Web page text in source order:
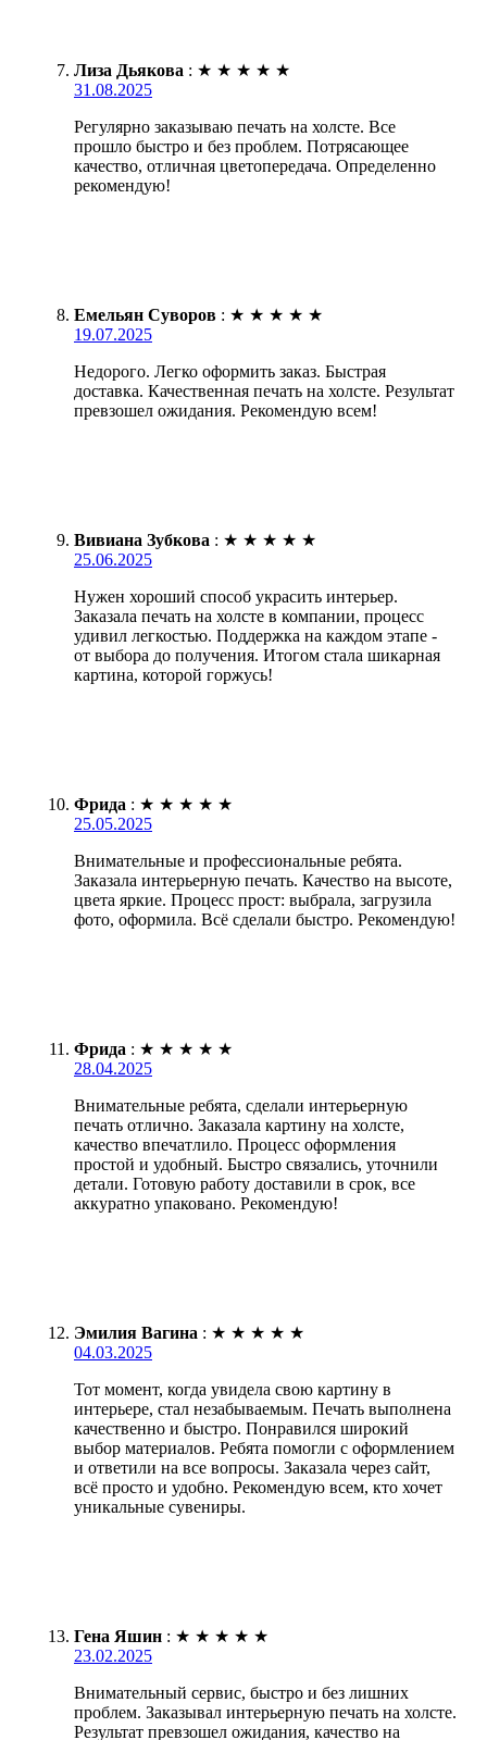
Лиза Дьякова : ★ ★ ★ ★ ★
31.08.2025
Регулярно заказываю печать на холсте. Все
прошло быстро и без проблем. Потрясающее
качество, отличная цветопередача. Определенно
рекомендую!
Емельян Суворов : ★ ★ ★ ★ ★
19.07.2025
Недорого. Легко оформить заказ. Быстрая
доставка. Качественная печать на холсте. Результат
превзошел ожидания. Рекомендую всем!
Вивиана Зубкова : ★ ★ ★ ★ ★
25.06.2025
Нужен хороший способ украсить интерьер.
Заказала печать на холсте в компании, процесс
удивил легкостью. Поддержка на каждом этапе -
от выбора до получения. Итогом стала шикарная
картина, которой горжусь!
Фрида : ★ ★ ★ ★ ★
25.05.2025
Внимательные и профессиональные ребята.
Заказала интерьерную печать. Качество на высоте,
цвета яркие. Процесс прост: выбрала, загрузила
фото, оформила. Всё сделали быстро. Рекомендую!
Фрида : ★ ★ ★ ★ ★
28.04.2025
Внимательные ребята, сделали интерьерную
печать отлично. Заказала картину на холсте,
качество впечатлило. Процесс оформления
простой и удобный. Быстро связались, уточнили
детали. Готовую работу доставили в срок, все
аккуратно упаковано. Рекомендую!
Эмилия Вагина : ★ ★ ★ ★ ★
04.03.2025
Тот момент, когда увидела свою картину в
интерьере, стал незабываемым. Печать выполнена
качественно и быстро. Понравился широкий
выбор материалов. Ребята помогли с оформлением
и ответили на все вопросы. Заказала через сайт,
всё просто и удобно. Рекомендую всем, кто хочет
уникальные сувениры.
Гена Яшин : ★ ★ ★ ★ ★
23.02.2025
Внимательный сервис, быстро и без лишних
проблем. Заказывал интерьерную печать на холсте.
Результат превзошел ожидания, качество на